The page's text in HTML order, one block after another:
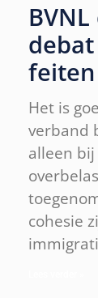
Het is
verband
alleen
cohesie